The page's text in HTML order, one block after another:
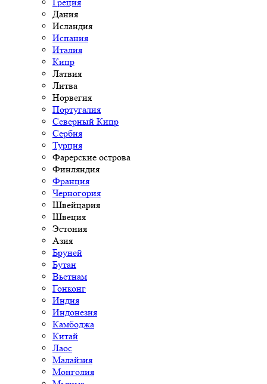
Дания
Исландия
Испания
Италия
Кипр
Латвия
Литва
Норвегия
Португалия
Северный Кипр
Сербия
Турция
Фарерские острова
Финляндия
Франция
Черногория
Швейцария
Швеция
Эстония
Азия
Бруней
Бутан
Вьетнам
Гонконг
Индия
Индонезия
Камбоджа
Китай
Лаос
Малайзия
Монголия